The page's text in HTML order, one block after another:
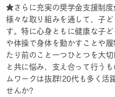
★さらに充実の奨学金支援制
様々な取り組みを通して、子
す。特に心身ともに健康な子
や体操で身体を動かすことや
たり前のこと一つひとつを大
と共に悩み、支え合って行う
ムワークは抜群!20代も多く活
せんか?